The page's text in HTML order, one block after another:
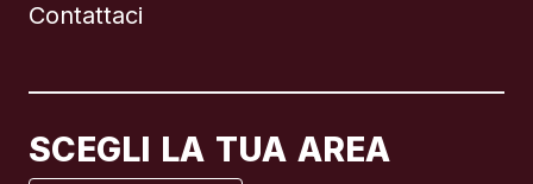
Contattaci
SCEGLI LA TUA AREA